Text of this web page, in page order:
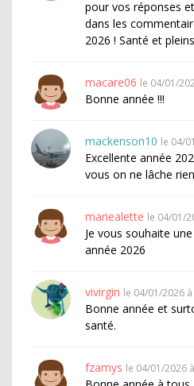
pour vos réponses
dans les
2026 ! Santé et
macare06 le 04/01/
Bonne année !!!
mackenson10 le 04/
Excellente année
vous on ne lâche rien
mariealette le 04/01/
Je vous souhaite
année 2026
vivirgin le 04/01/2026
Bonne année et
santé.
fzamys le 04/01/2026